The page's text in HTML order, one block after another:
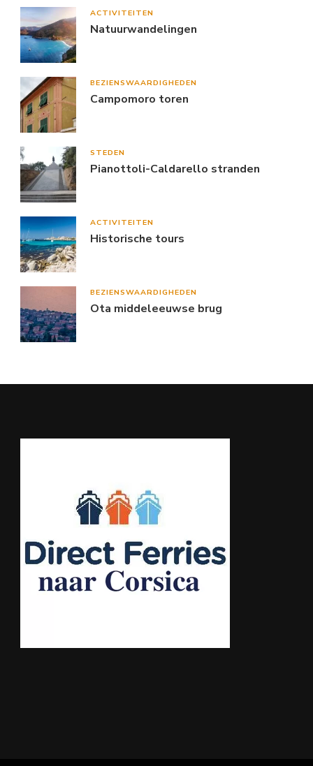
ACTIVITEITEN
Natuurwandelingen
BEZIENSWAARDIGHEDEN
Campomoro toren
STEDEN
Pianottoli-Caldarello stranden
ACTIVITEITEN
Historische tours
BEZIENSWAARDIGHEDEN
Ota middeleeuwse brug